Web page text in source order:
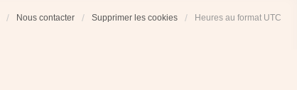
Nous contacter Supprimer les cookies Heures au format UTC